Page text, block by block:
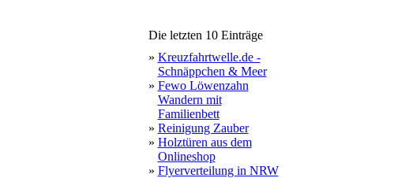
Die letzten 10 Einträge
» Kreuzfahrtwelle.de -
Schnäppchen & Meer
» Fewo Löwenzahn
Wandern mit
Familienbett
» Reinigung Zauber
» Holztüren aus dem
Onlineshop
» Flyerverteilung in NRW